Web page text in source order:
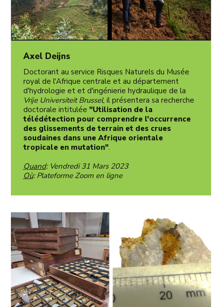
Axel Deijns
Doctorant au service Risques Naturels du Musée
royal de l'Afrique centrale et au département
d'hydrologie et et d'ingénierie hydraulique de la
Vrije Universiteit Brussel, il présentera sa recherche
doctorale intitulée "Utilisation de la
télédétection pour comprendre l'occurrence
des glissements de terrain et des crues
soudaines dans une Afrique orientale
tropicale en mutation".
Quand: Vendredi 31 Mars 2023
Où: Plateforme Zoom en ligne